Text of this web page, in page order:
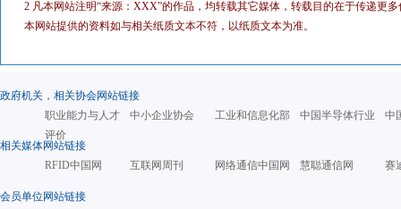
2 凡本网站注明“来源：XXX”的作品，均转载其它媒体，转载目的在于传递更
本网站提供的资料如与相关纸质文本不符，以纸质文本为准。
政府机关，相关协会网站链接
职业能力与人才
评价
中小企业协会 工业和信息化部 中国半导体行业 中
相关媒体网站链接
RFID中国网
互联网周刊 网络通信中国网 慧聪通信网 赛
会员单位网站链接